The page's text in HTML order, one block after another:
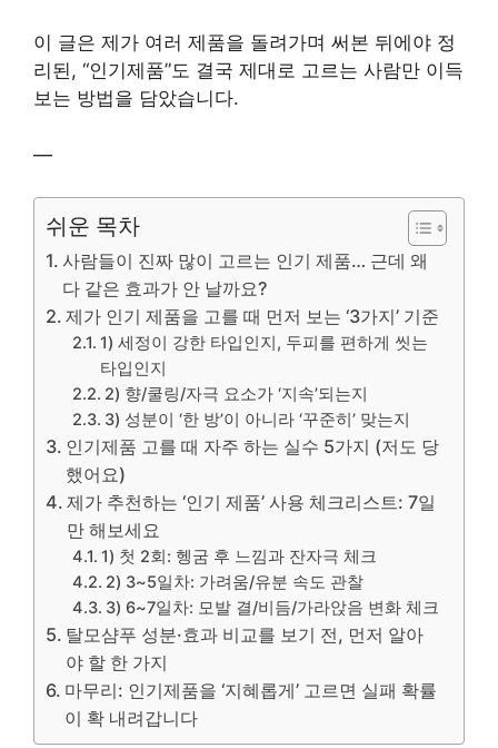
이 글은 제가 여러 제품을 돌려가며 써본 뒤에야 정
리된, “인기제품”도 결국 제대로 고르는 사람만 이득
보는 방법을 담았습니다.
—
쉬운 목차
사람들이 진짜 많이 고르는 인기 제품… 근데 왜
다 같은 효과가 안 날까요?
제가 인기 제품을 고를 때 먼저 보는 ‘3가지’ 기준
1) 세정이 강한 타입인지, 두피를 편하게 씻는
타입인지
2) 향/쿨링/자극 요소가 ‘지속’되는지
3) 성분이 ‘한 방’이 아니라 ‘꾸준히’ 맞는지
인기제품 고를 때 자주 하는 실수 5가지 (저도 당
했어요)
제가 추천하는 ‘인기 제품’ 사용 체크리스트: 7일
만 해보세요
1) 첫 2회: 헹굼 후 느낌과 잔자극 체크
2) 3~5일차: 가려움/유분 속도 관찰
3) 6~7일차: 모발 결/비듬/가라앉음 변화 체크
탈모샴푸 성분·효과 비교를 보기 전, 먼저 알아
야 할 한 가지
마무리: 인기제품을 ‘지혜롭게’ 고르면 실패 확률
이 확 내려갑니다